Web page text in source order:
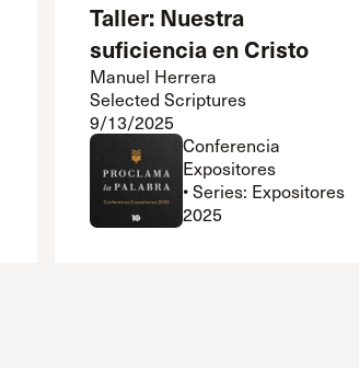
Taller: Nuestra
suficiencia en Cristo
Manuel Herrera
Selected Scriptures
9/13/2025
Conferencia
Expositores
• Series: Expositores
2025